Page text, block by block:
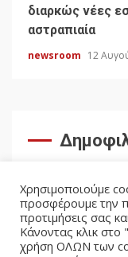
διαρκώς νέες
αστραπιαία
newsroom 12
Χρησιμοποιούμε
προσφέρουμε την
προτιμήσεις σας
Κάνοντας κλικ
χρήση ΟΛΩΝ των